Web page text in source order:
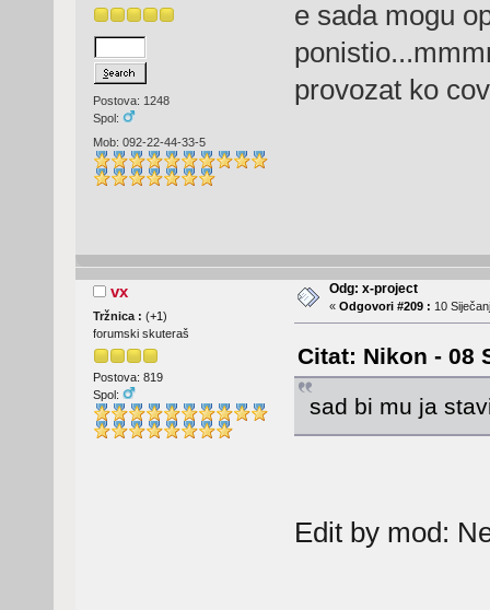
Postova: 1248
Spol:
Mob: 092-22-44-33-5
e sada mogu
provozat ko
vx
Tržnica : (+1)
forumski skuteraš
Postova: 819
Spol:
Odg: x-project
« Odgovori #209 : 10
Citat: Nikon - 08
sad bi mu ja
Edit by mod: